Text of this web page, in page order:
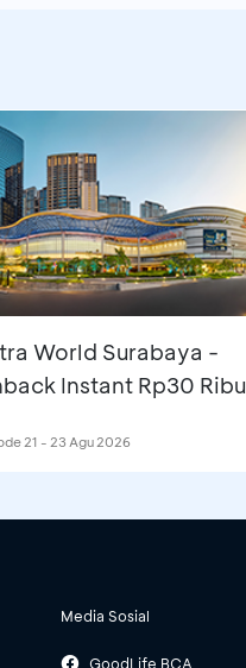
World Surabaya -
Instant Rp30 Ribu
21 - 23 Agu 2026
Media Sosial
GoodLife BCA